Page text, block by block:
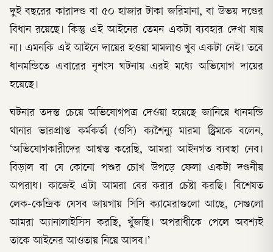
দুই বছরের কারাদণ্ড বা ৫০ হাজার টাকা জরিমানা, বা উভয় দণ্ডের
বিধান রয়েছে। কিন্তু এই আইনের তেমন একটা ব্যবহার দেখা যায়
না। এমনকি এই আইনে দায়ের হওয়া মামলাও খুব একটা নেই। তবে
ধানমন্ডিতে এবারের নৃশংস ঘটনায় এরই মধ্যে অভিযোগ দায়ের
হয়েছে।
ঘটনার তদন্ত চেয়ে অভিযোগপত্র দেওয়া হয়েছে জানিয়ে ধানমন্ডি
থানার ভারপ্রাপ্ত কর্মকর্তা (ওসি) ক্যশৈন্যু মারমা স্ট্রিমকে বলেন,
‘অভিযোগকারীদের আশ্বস্ত করেছি, আমরা আইনগত ব্যবস্থা নেব।
বিড়াল বা যে কোনো পশুর চোখ উপড়ে ফেলা একটা দণ্ডনীয়
অপরাধ। কাজেই এটা আমরা বের করার চেষ্টা করছি। বিশেষত
লেক-কেন্দ্রিক যেসব জায়গায় সিসি ক্যামেরাগুলো আছে, সেগুলো
আমরা অ্যানালাইসিস করছি, খুঁজছি। অপরাধীকে পেলে অবশ্যই
তাকে আইনের আওতায় নিয়ে আসব।’